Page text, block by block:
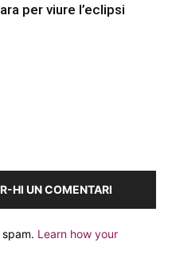
per viure l’eclipsi
HI UN COMENTARI
Learn how your